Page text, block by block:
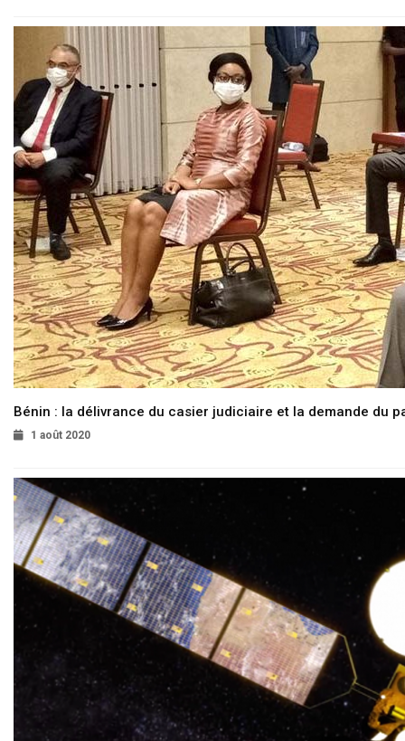
Bénin : la délivrance du casier judiciaire et la demande du
1 août 2020